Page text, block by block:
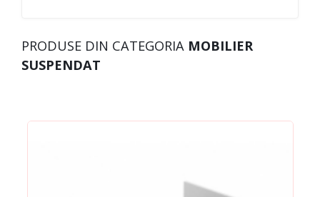
PRODUSE DIN CATEGORIA MOBILIER
SUSPENDAT